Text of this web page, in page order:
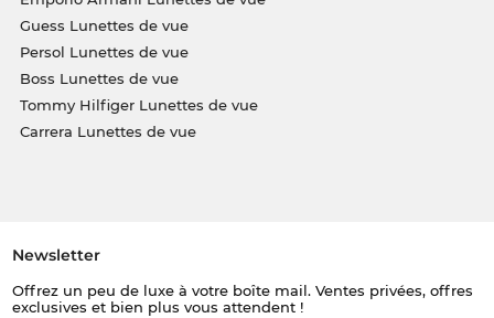
Guess Lunettes de vue
Persol Lunettes de vue
Boss Lunettes de vue
Tommy Hilfiger Lunettes de vue
Carrera Lunettes de vue
Newsletter
Offrez un peu de luxe à votre boîte mail. Ventes privées, offres
exclusives et bien plus vous attendent !